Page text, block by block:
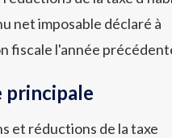
net imposable déclaré à
fiscale l'année
principale
et réductions de la taxe